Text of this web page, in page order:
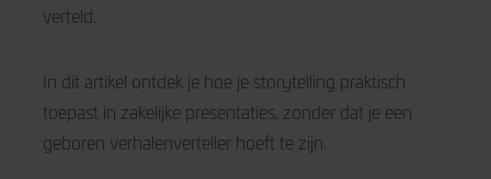
verteld.
In dit artikel ontdek je hoe je storytelling praktisch
toepast in zakelijke presentaties, zonder dat je een
geboren verhalenverteller hoeft te zijn.